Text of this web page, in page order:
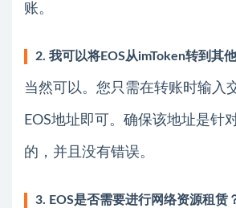
账。
2. 我可以将EOS从imToken转到其
当然可以。您只需在转账时输入
EOS地址即可。确保该地址是针
的，并且没有错误。
3. EOS是否需要进行网络资源租赁